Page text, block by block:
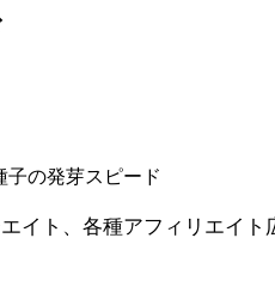
子の発芽スピード
イト、各種アフィリエイ